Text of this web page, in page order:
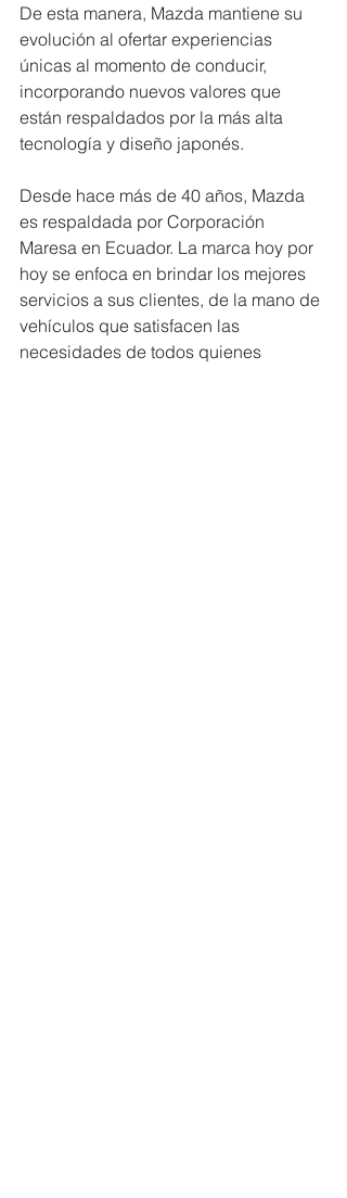
De esta manera, Mazda mantiene su
evolución al ofertar experiencias
únicas al momento de conducir,
incorporando nuevos valores que
están respaldados por la más alta
tecnología y diseño japonés.
Desde hace más de 40 años, Mazda
es respaldada por Corporación
Maresa en Ecuador. La marca hoy por
hoy se enfoca en brindar los mejores
servicios a sus clientes, de la mano de
vehículos que satisfacen las
necesidades de todos quienes